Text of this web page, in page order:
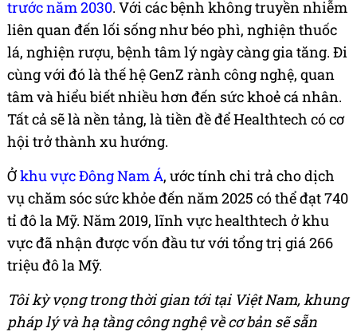
trước năm 2030. Với các bệnh không truyền nhiễm
liên quan đến lối sống như béo phì, nghiện thuốc
lá, nghiện rượu, bệnh tâm lý ngày càng gia tăng. Đi
cùng với đó là thế hệ GenZ rành công nghệ, quan
tâm và hiểu biết nhiều hơn đến sức khoẻ cá nhân.
Tất cả sẽ là nền tảng, là tiền đề để Healthtech có cơ
hội trở thành xu hướng.
Ởkhu vực Đông Nam Á, ước tính chi trả cho dịch
vụ chăm sóc sức khỏe đến năm 2025 có thể đạt 740
tỉ đô la Mỹ. Năm 2019, lĩnh vực healthtech ở khu
vực đã nhận được vốn đầu tư với tổng trị giá 266
triệu đô la Mỹ.
Tôi kỳ vọng trong thời gian tới tại Việt Nam, khung
pháp lý và hạ tầng công nghệ về cơ bản sẽ sẵn